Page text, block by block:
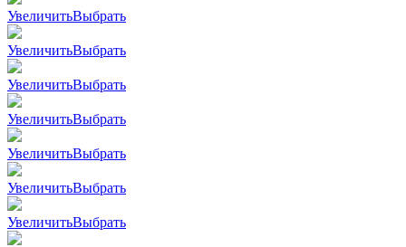
УвеличитьВыбрать
УвеличитьВыбрать
УвеличитьВыбрать
УвеличитьВыбрать
УвеличитьВыбрать
УвеличитьВыбрать
УвеличитьВыбрать